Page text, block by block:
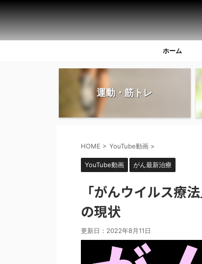
ホーム
運動・筋トレ
HOME > YouTube動画 >
YouTube動画 がん最新治療
「がんウイルス療
の現状
更新日： 2022年8月11日